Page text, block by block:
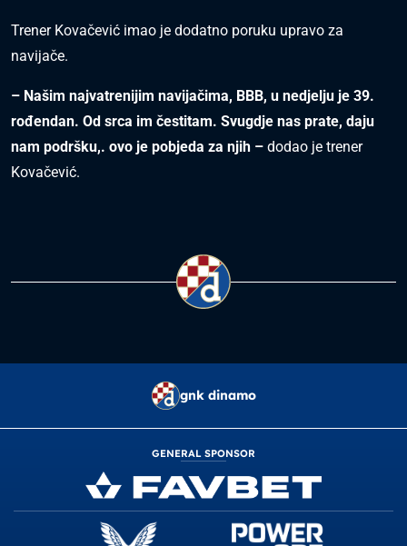
Trener Kovačević imao je dodatno poruku upravo za
navijače.
– Našim najvatrenijim navijačima, BBB, u nedjelju je 39.
rođendan. Od srca im čestitam. Svugdje nas prate, daju
nam podršku,. ovo je pobjeda za njih – dodao je trener
Kovačević.
gnk dinamo
GENERAL SPONSOR